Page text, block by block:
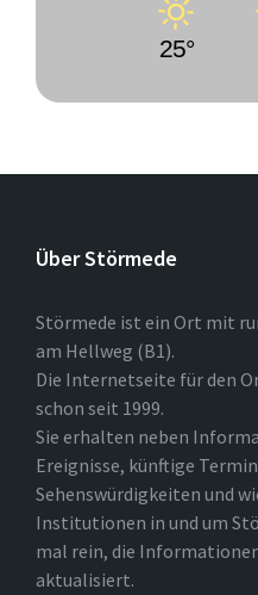
25°
Über Störmede
Störmede ist ein Ort mit
am Hellweg (B1).
Die Internetseite für den
schon seit 1999.
Sie erhalten neben
Ereignisse, künftige
Sehenswürdigkeiten und
Institutionen in und um
mal rein, die
aktualisiert.